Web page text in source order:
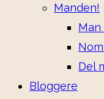
Manden!
Del
Bloggere